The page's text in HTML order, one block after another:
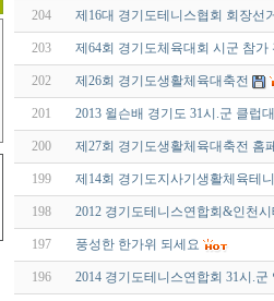
204 제16대 경기도테니스협회 회장선
203 제64회 경기도체육대회 시군 참가
202 제26회 경기도생활체육대축전
201 2013 윌슨배 경기도 31시.군 클럽
200 제27회 경기도생활체육대축전 홈
199 제14회 경기도지사기생활체육테
198 2012 경기도테니스연합회&인천
197 풍성한 한가위 되세요
196 2014 경기도테니스연합회 31시.